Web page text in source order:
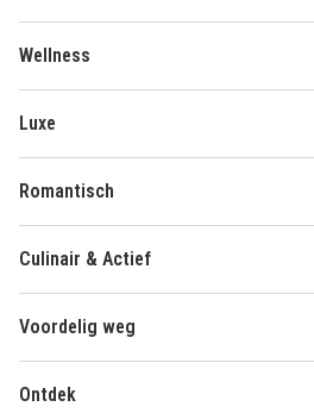
Wellness
Luxe
Romantisch
Culinair & Actief
Voordelig weg
Ontdek